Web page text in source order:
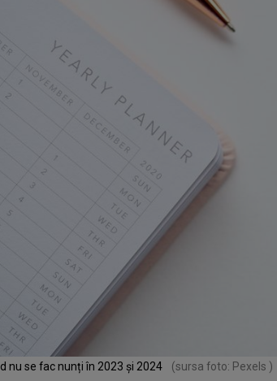
nu se fac nunți în 2023 și 2024 (sursa foto: Pexels )